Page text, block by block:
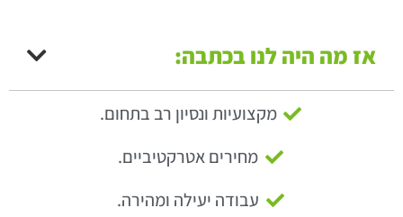
אז מה היה לנו בכתבה:
מקצועיות ונסיון רב בתחום.
מחירים אטרקטיביים.
עבודה יעילה ומהירה.